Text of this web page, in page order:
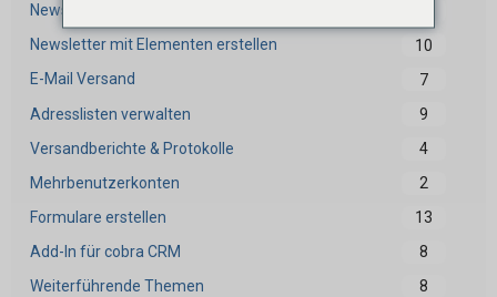
Newsletter Editor
Newsletter mit Elementen erstellen
10
E-Mail Versand
7
Adresslisten verwalten
9
Versandberichte & Protokolle
4
Mehrbenutzerkonten
2
Formulare erstellen
13
Add-In für cobra CRM
8
Weiterführende Themen
8